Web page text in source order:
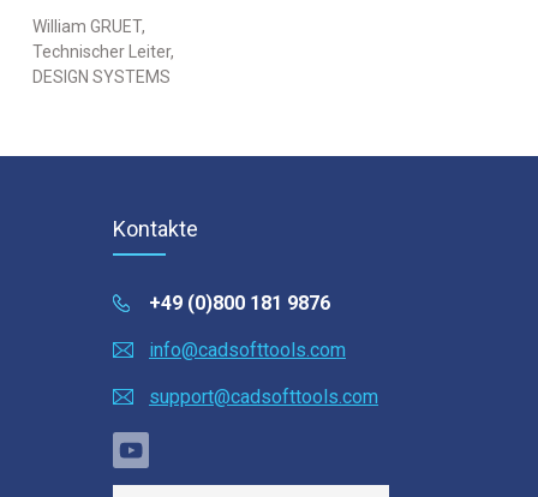
William GRUET,
Technischer Leiter,
DESIGN SYSTEMS
Kontakte
+49 (0)800 181 9876
info@cadsofttools.com
support@cadsofttools.com